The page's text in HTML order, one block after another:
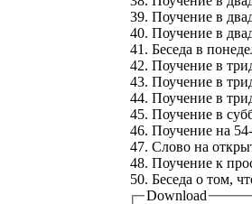
39. Поучение в
40. Поучение в
41. Беседа в
42. Поучение в
43. Поучение в
44. Поучение в
45. Поучение в
46. Поучение на
47. Слово на
48. Поучение к
50. Беседа о том,
Download